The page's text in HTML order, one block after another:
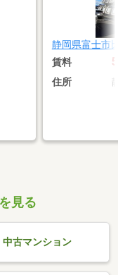
静岡県富士市
賃料
住所
見る
中古マンション